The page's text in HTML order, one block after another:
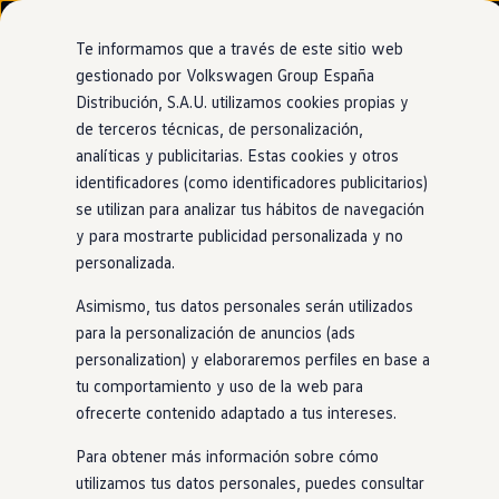
Ir
directamente
al contenido
Ir
directamente
al pie de
página
Nuevo ID. Cross
Vehículos Comerciales
Compra y ofertas
Volkswagen nuevo en stock
Volkswagen de ocasión
Financiación
My Renting
My Way
Seguros
Empresas
Autoescuelas
Eléctricos e híbridos
Más sobre híbridos
Plan Auto +
Etiquetas DGT
Simulador de autonomía, carga y ahorro
Carga y autonomía
Soluciones de carga
Tarifas de carga
Carga en casa
Modos de carga
Ventajas Approved
Garantía europea de
hasta 24 meses
Los coches Volkswagen certificados por Volkswagen
Approvedofrecen la tranquilidad de contar con una amplia
garantía que cubre los costes de reparación enlos Servicios
Oficiales del Grupo Volkswagen entoda Europa. Esto
significa que, independientemente de la ubicación, los
Te informamos que a través de este sitio web
gestionado por Volkswagen Group España
Distribución, S.A.U. utilizamos cookies propias y
de terceros técnicas, de personalización,
analíticas y publicitarias. Estas cookies y otros
identificadores (como identificadores publicitarios)
se utilizan para analizar tus hábitos de navegación
y para mostrarte publicidad personalizada y no
personalizada.
Asimismo, tus datos personales serán utilizados
para la personalización de anuncios (ads
personalization) y elaboraremos perfiles en base a
tu comportamiento y uso de la web para
ofrecerte contenido adaptado a tus intereses.
Para obtener más información sobre cómo
utilizamos tus datos personales, puedes consultar